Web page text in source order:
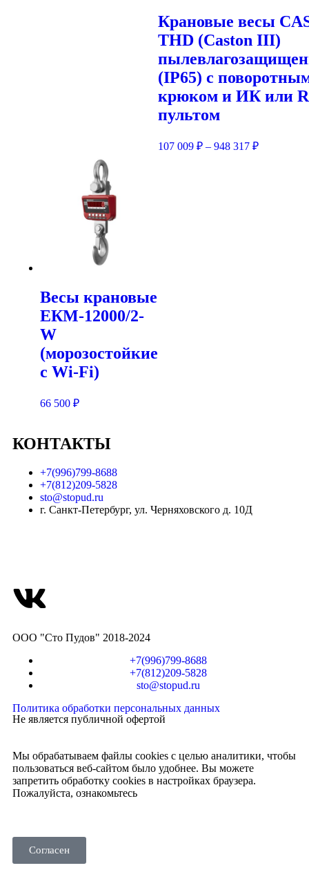
Крановые весы
THD (Caston III)
(IP65) с
крюком и ИК или
пультом
107 009 ₽ – 948 317 ₽
Весы крановые
ЕКМ-12000/2-
W
(морозостойкие
c Wi-Fi)
66 500 ₽
КОНТАКТЫ
+7(996)799-8688
+7(812)209-5828
sto@stopud.ru
г. Санкт-Петербург, ул. Черняховского д. 10Д
ООО "Сто Пудов" 2018-2024
+7(996)799-8688
+7(812)209-5828
sto@stopud.ru
Политика обработки персональных данных
Не является публичной офертой
Мы обрабатываем файлы cookies с целью аналитики, чтобы
пользоваться веб-сайтом было удобнее. Вы можете
запретить обработку cookies в настройках браузера.
Пожалуйста, ознакомьтесь
Согласен